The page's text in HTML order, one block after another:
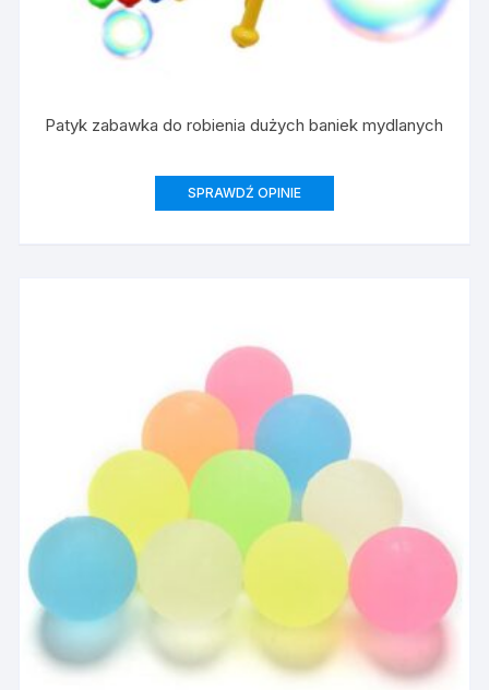
Patyk zabawka do robienia dużych baniek mydlanych
SPRAWDŹ OPINIE